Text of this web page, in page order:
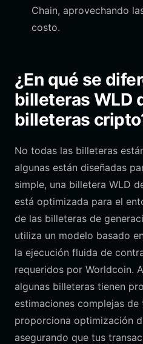
Chain, aprovechando
costo.
¿En qué se
billeteras WLD
billeteras
No todas las billeteras
algunas están diseñadas
simple, una billetera WLD
está optimizada para el
de las billeteras de
utiliza un modelo basado
la ejecución fluida de
requeridos por Worldcoin.
algunas billeteras tienen
estimaciones complejas
proporciona optimización
asegurando que tus